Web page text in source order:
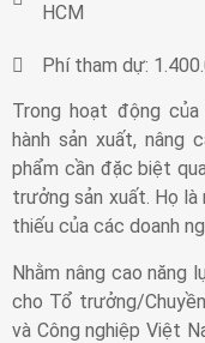
HCM
Phí tham dự:
Trong hoạt động
hành sản xuất, nâng
phẩm cần đặc biệt
trưởng sản xuất. Họ
thiếu của các doanh
Nhằm nâng cao năng
cho Tổ trưởng/
và Công nghiệp Việt